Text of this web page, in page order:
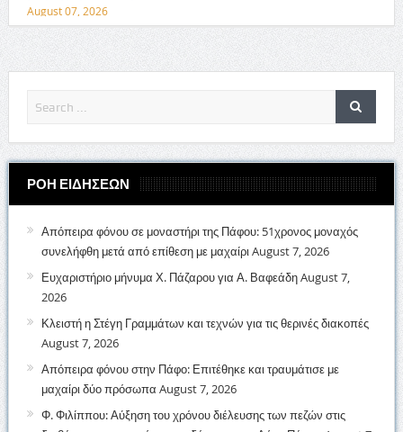
August 07, 2026
ΡΟΗ ΕΙΔΗΣΕΩΝ
Απόπειρα φόνου σε μοναστήρι της Πάφου: 51χρονος μοναχός
συνελήφθη μετά από επίθεση με μαχαίριAugust 7, 2026
Ευχαριστήριο μήνυμα Χ. Πάζαρου για Α. ΒαφεάδηAugust 7,
2026
Κλειστή η Στέγη Γραμμάτων και τεχνών για τις θερινές διακοπές
August 7, 2026
Απόπειρα φόνου στην Πάφο: Επιτέθηκε και τραυμάτισε με
μαχαίρι δύο πρόσωπα August 7, 2026
Φ. Φιλίππου: Αύξηση του χρόνου διέλευσης των πεζών στις